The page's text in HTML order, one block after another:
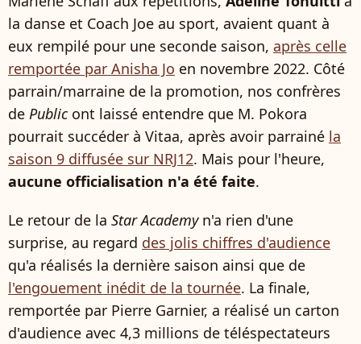
la danse et Coach Joe au sport, avaient quant à
eux rempilé pour une seconde saison, après celle
remportée par Anisha Jo en novembre 2022. Côté
parrain/marraine de la promotion, nos confrères
de Publicont laissé entendre que M. Pokora
pourrait succéder à Vitaa, après avoir parrainé la
saison 9 diffusée sur NRJ12. Mais pour l'heure,
aucune officialisation n'a été faite.
Le retour de la Star Academyn'a rien d'une
surprise, au regard des jolis chiffres d'audience
qu'a réalisés la dernière saison ainsi que de
l'engouement inédit de la tournée. La finale,
remportée par Pierre Garnier, a réalisé un carton
d'audience avec 4,3 millions de téléspectateurs